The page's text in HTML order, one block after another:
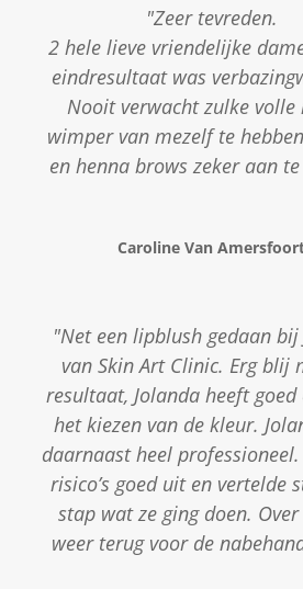
"Zeer tevreden.
2 hele lieve vriendelijke
eindresultaat was
Nooit verwacht zulke volle
wimper van mezelf te
en henna brows zeker aan
Caroline Van
"Net een lipblush gedaan bij
van Skin Art Clinic. Erg blij
resultaat, Jolanda heeft goed
het kiezen van de kleur.
daarnaast heel professioneel.
risico’s goed uit en vertelde
stap wat ze ging doen.
weer terug voor de